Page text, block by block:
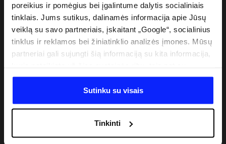
poreikius ir pomėgius bei įgalintume dalytis socialiniais
tinklais. Jums sutikus, dalinamės informacija apie Jūsų
veiklą su savo partneriais, įskaitant „Google“, socialinius
tinklus ir reklamos bei žiniatinklio analizės įmones. Mūsų
partneriai gali sujungti šią informaciją su kita informacija,
duomenimis, kuriuos jie gauna, kai naudojatės jų
paslaugomis. Gavus Jūsų leidimą, mes galime perduoti
Jūsų asmeninę informaciją savo partneriams, siekdami
analitinius tyrimus, pritaikyti turinį ir tobulinti mūsų
partnerių siūlomus sprendimus (pvz., socialinius tinklus).
Sutinku su visais
Tinkinti